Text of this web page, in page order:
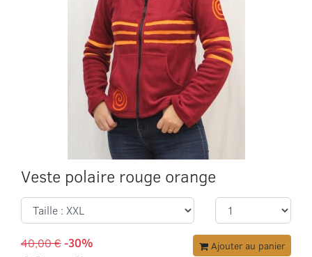
Veste polaire rouge orange
40,00 €-30% Ajouter au panier